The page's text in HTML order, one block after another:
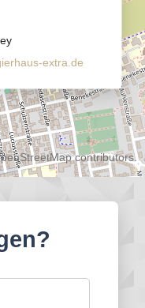
extra.de
contributors.